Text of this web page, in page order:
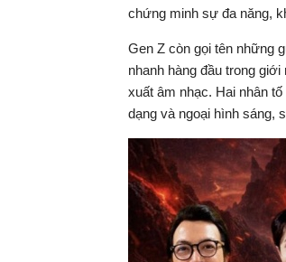
chứng minh sự đa năng,
Gen Z còn gọi tên những
nhanh hàng đầu trong
xuất âm nhạc. Hai nhân
dạng và ngoại hình sáng,